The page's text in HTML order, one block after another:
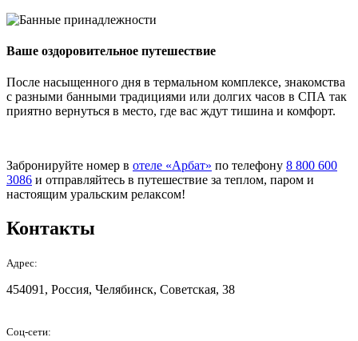
Ваше оздоровительное путешествие
После насыщенного дня в термальном комплексе, знакомства
с разными банными традициями или долгих часов в СПА так
приятно вернуться в место, где вас ждут тишина и комфорт.
Забронируйте номер в отеле «Арбат» по телефону 8 800 600
3086 и отправляйтесь в путешествие за теплом, паром и
настоящим уральским релаксом!
Контакты
Адрес:
454091, Россия, Челябинск, Советская, 38
Соц-сети: